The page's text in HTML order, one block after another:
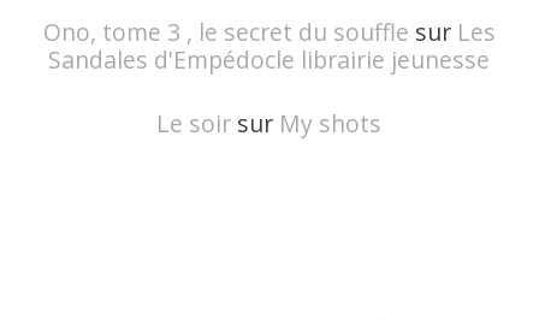
Ono, tome 3 , le secret du souffle sur Les
Sandales d'Empédocle librairie jeunesse
Le soir sur My shots